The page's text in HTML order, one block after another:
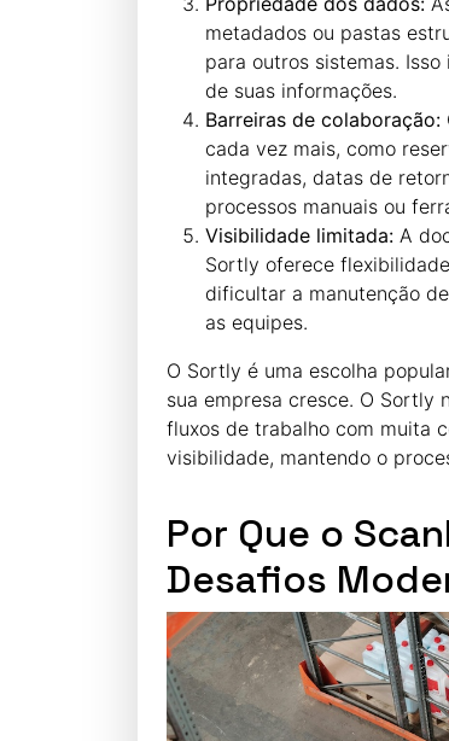
metadados ou pastas
para outros sistemas.
de suas informações.
Barreiras de colaboração:
cada vez mais, como
integradas, datas de
processos manuais ou
Visibilidade limitada: A
Sortly oferece
dificultar a manutenção
as equipes.
O Sortly é uma escolha
sua empresa cresce. O Sortly
fluxos de trabalho com muita
visibilidade, mantendo o
Por Que o
Desafios